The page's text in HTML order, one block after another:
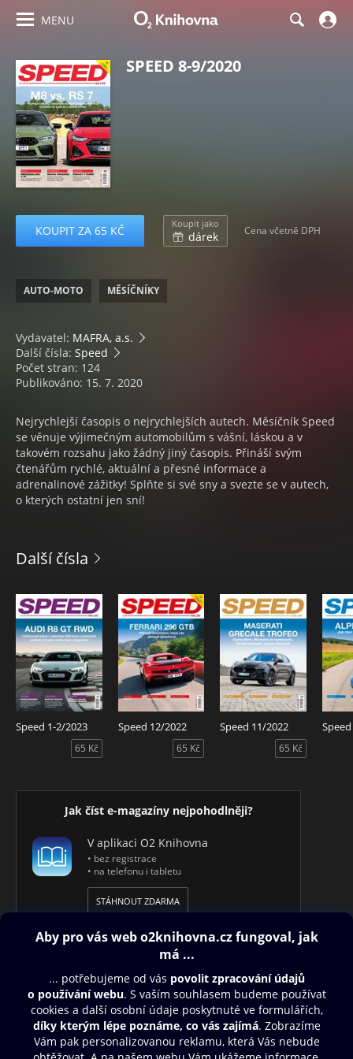
MENU
SPEED 8-9/2020
KOUPIT ZA 65 KČ Koupit jako
dárek Cena včetně DPH
AUTO-MOTO MĚSÍČNÍKY
Vydavatel: MAFRA, a.s.
Další čísla: Speed
Počet stran: 124
Publikováno: 15. 7. 2020
Nejrychlejší časopis o nejrychlejších autech. Měsíčník Speed
se věnuje výjimečným automobilům s vášní, láskou a v
takovém rozsahu jako žádný jiný časopis. Přináší svým
čtenářům rychlé, aktuální a přesné informace a
adrenalinové zážitky! Splňte si své sny a svezte se v autech,
o kterých ostatní jen sní!
Další čísla
Speed 1-2/2023
65 Kč
Speed 12/2022
65 Kč
Speed 11/2022
65 Kč
Jak číst e-magazíny nejpohodlněji?
V aplikaci O2 Knihovna
• bez registrace
• na telefonu i tabletu
STÁHNOUT ZDARMA
Obsah ke stažení
Moje O2 Knihovna